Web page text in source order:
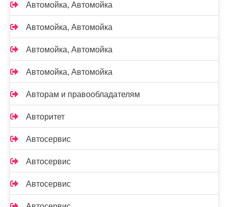
Автомойка, Автомойка
Автомойка, Автомойка
Автомойка, Автомойка
Автомойка, Автомойка
Авторам и правообладателям
Авторитет
Автосервис
Автосервис
Автосервис